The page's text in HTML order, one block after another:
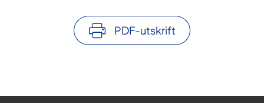
PDF-utskrift